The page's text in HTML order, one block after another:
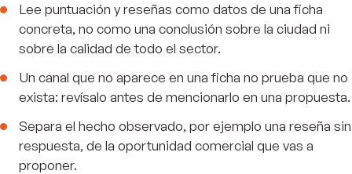
Lee puntuación y reseñas como datos de una ficha
concreta, no como una conclusión sobre la ciudad ni
sobre la calidad de todo el sector.
Un canal que no aparece en una ficha no prueba que no
exista: revísalo antes de mencionarlo en una propuesta.
Separa el hecho observado, por ejemplo una reseña sin
respuesta, de la oportunidad comercial que vas a
proponer.